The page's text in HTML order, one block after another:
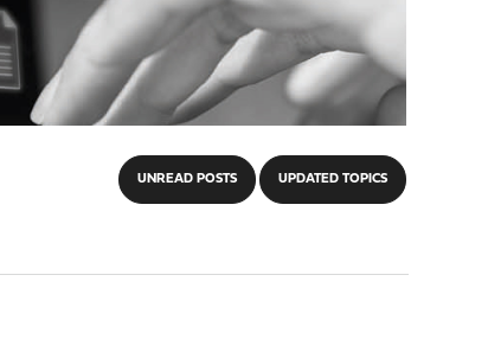
UNREAD POSTS UPDATED TOPICS